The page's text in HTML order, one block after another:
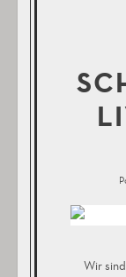
Wir